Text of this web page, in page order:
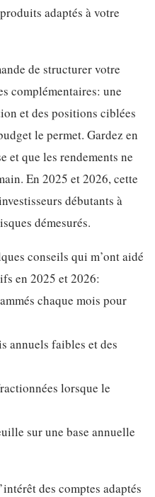
adaptés à votre
de structurer votre
complémentaires: une
et des positions ciblées
le permet. Gardez en
et que les rendements ne
En 2025 et 2026, cette
débutants à
démesurés.
conseils qui m’ont aidé
en 2025 et 2026:
chaque mois pour
annuels faibles et des
lorsque le
sur une base annuelle
des comptes adaptés